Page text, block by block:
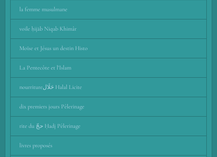
la femme musulmane
voile ḥijāb Niqab Khimâr
Moïse et Jésus un destin Histo
La Pentecôte et l'Islam
nourritureحَلَال‎ Halal Licite
dix premiers jours Pèlerinage
rite du حجّ Ḥadj Pèlerinage
livres proposés